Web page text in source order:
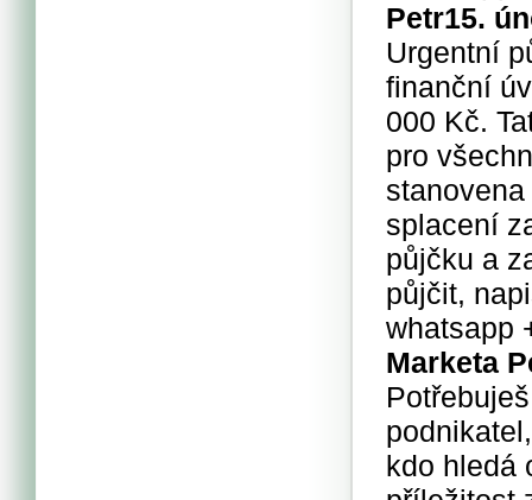
Petr15.
Urgentní
finanční
000 Kč.
pro
splacení
půjčku a
půjčit,
whatsapp
Marketa
kdo hledá